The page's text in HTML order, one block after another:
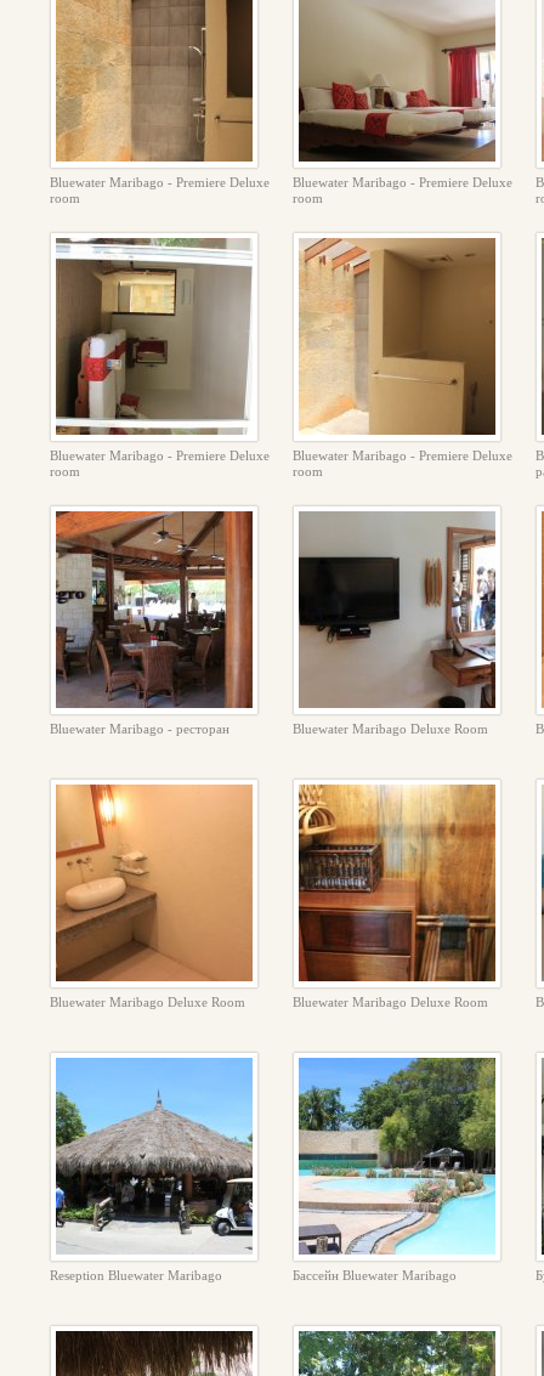
Bluewater Maribago - Premiere Deluxe
room
Bluewater Maribago - Premiere Deluxe
room
Bluewater Maribago - Premiere Deluxe
room
Bluewater Maribago - Premiere Deluxe
room
Bluewater Maribago - ресторан Bluewater Maribago Deluxe Room
Bluewater Maribago Deluxe Room Bluewater Maribago Deluxe Room
Reseption Bluewater Maribago Бассейн Bluewater Maribago